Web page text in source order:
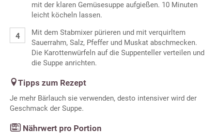
mit der klaren Gemüsesuppe aufgießen. 10 Minuten
leicht köcheln lassen.
Mit dem Stabmixer pürieren und mit verquirltem
Sauerrahm, Salz, Pfeffer und Muskat abschmecken.
Die Karottenwürfeln auf die Suppenteller verteilen und
die Suppe anrichten.
Tipps zum Rezept
Je mehr Bärlauch sie verwenden, desto intensiver wird der
Geschmack der Suppe.
Nährwert pro Portion